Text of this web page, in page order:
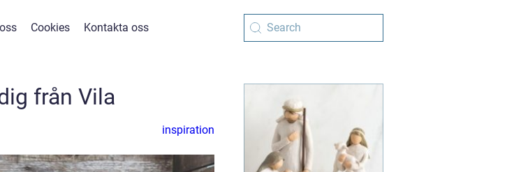
Cookies Kontakta oss
från Vila
inspiration